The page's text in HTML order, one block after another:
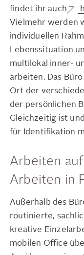
findet ihr auch
Vielmehr werden
individuellen
Lebenssituation
multilokal inner-
arbeiten. Das
Ort der
der persönlichen
Gleichzeitig ist
für Identifikation
Arbeiten
Arbeiten in
Außerhalb des
routinierte,
kreative
mobilen Office